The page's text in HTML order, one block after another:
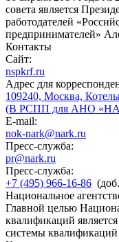
совета является
работодателей
предпринимателей»
Контакты
Сайт:
nspkrf.ru
Адрес для
109240, Москва,
(В РСПП для АНО
E-mail:
nok-nark@nark.ru
Пресс-служба:
pr@nark.ru
Пресс-служба:
+7 (495) 966-16-86
Национальное
Главной целью
квалификаций
системы